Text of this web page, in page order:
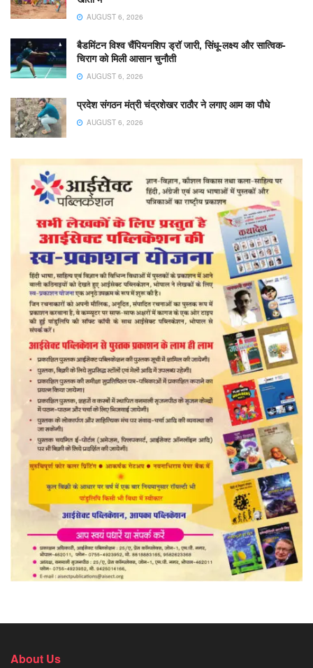
AUGUST 6, 2026
बैडमिंटन विश्व चैंपियनशिप ड्रॉ जारी, सिंधू-लक्ष्य और सात्विक-
चिराग को मिली आसान चुनौती
AUGUST 6, 2026
प्रदेश संगठन मंत्री चंद्रशेखर राठौर ने लगाए आम का पौधे
AUGUST 6, 2026
About Us